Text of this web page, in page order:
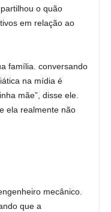
o quão
em relação ao
família. conversando
na mídia é
mãe”, disse ele.
ela realmente não
mecânico.
que a